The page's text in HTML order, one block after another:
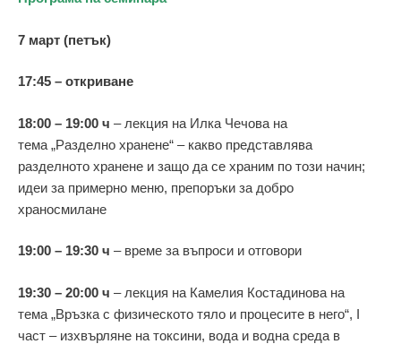
7 март (петък)
17:45 – откриване
18:00 – 19:00 ч – лекция на Илка Чечова на
тема „Разделно хранене“ – какво представлява
разделното хранене и защо да се храним по този начин;
идеи за примерно меню, препоръки за добро
храносмилане
19:00 – 19:30 ч – време за въпроси и отговори
19:30 – 20:00 ч – лекция на Камелия Костадинова на
тема „Връзка с физическото тяло и процесите в него“, I
част – изхвърляне на токсини, вода и водна среда в